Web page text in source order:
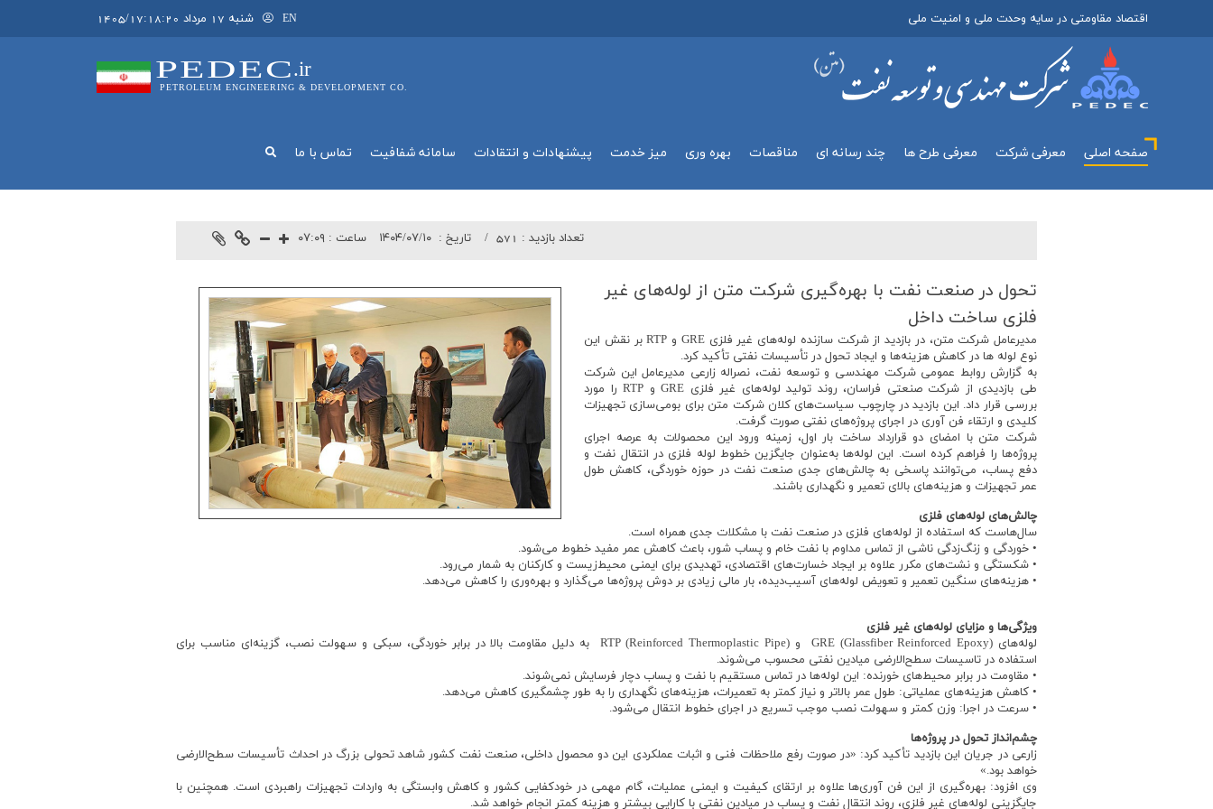
اقتصاد مقاومتی در سایه وحدت ملی و امنیت ملی EN شنبه 17 مرداد 1405/17:18:20
PEDEC.ir
PETROLEUM ENGINEERING & DEVELOPMENT CO.
صفحه اصلی معرفي شركت معرفی طرح ها چند رسانه اي مناقصات بهره وري میز خدمت پیشنهادات و انتقادات سامانه شفافيت تماس با ما
ساعت : ۰۷:۰۹ تاريخ : ۱۴۰۴/۰۷/۱۰ تعداد بازدید : 571
تحول در صنعت نفت با بهره‌گیری شركت متن از لوله‌های غیر
فلزی ساخت داخل
مدیرعامل شرکت متن، در بازدید از شرکت سازنده لوله‌های غیر فلزی GRE و RTP بر نقش این
نوع لوله ها در کاهش هزینه‌ها و ایجاد تحول در تأسیسات نفتی تأکید کرد.
به گزارش روابط عمومی شرکت مهندسی و توسعه نفت، نصراله زارعی مدیرعامل این شرکت
طی بازدیدی از شرکت صنعتی فراسان، روند تولید لوله‌های غیر فلزی GRE و RTP را مورد
بررسی قرار داد. این بازدید در چارچوب سیاست‌های کلان شرکت متن برای بومی‌سازی تجهیزات
کلیدی و ارتقاء فن آوری در اجرای پروژه‌های نفتی صورت گرفت.
شرکت متن با امضای دو قرارداد ساخت بار اول، زمینه ورود این محصولات به عرصه اجرای
پروژه‌ها را فراهم کرده است. این لوله‌ها به‌عنوان جایگزین خطوط لوله فلزی در انتقال نفت و
دفع پساب، می‌توانند پاسخی به چالش‌های جدی صنعت نفت در حوزه خوردگی، کاهش طول
عمر تجهیزات و هزینه‌های بالای تعمیر و نگهداری باشند.
چالش‌های لوله‌های فلزی
سال‌هاست که استفاده از لوله‌های فلزی در صنعت نفت با مشکلات جدی همراه است.
• خوردگی و زنگ‌زدگی ناشی از تماس مداوم با نفت خام و پساب شور، باعث کاهش عمر مفید خطوط می‌شود.
• شکستگی و نشت‌های مکرر علاوه بر ایجاد خسارت‌های اقتصادی، تهدیدی برای ایمنی محیط‌زیست و کارکنان به شمار می‌رود.
• هزینه‌های سنگین تعمیر و تعویض لوله‌های آسیب‌دیده، بار مالی زیادی بر دوش پروژه‌ها می‌گذارد و بهره‌وری را کاهش می‌دهد.
ویژگی‌ها و مزایای لوله‌های غیر فلزی
لوله‌های GRE (Glassfiber Reinforced Epoxy) و RTP (Reinforced Thermoplastic Pipe) به دلیل مقاومت بالا در برابر خوردگی، سبکی و سهولت نصب، گزینه‌ای مناسب برای
استفاده در تاسیسات سطح‌الارضی میادین نفتی محسوب می‌شوند.
• مقاومت در برابر محیط‌های خورنده: این لوله‌ها در تماس مستقیم با نفت و پساب دچار فرسایش نمی‌شوند.
• کاهش هزینه‌های عملیاتی: طول عمر بالاتر و نیاز کمتر به تعمیرات، هزینه‌های نگهداری را به طور چشمگیری کاهش می‌دهد.
• سرعت در اجرا: وزن کمتر و سهولت نصب موجب تسریع در اجرای خطوط انتقال می‌شود.
چشم‌انداز تحول در پروژه‌ها
زارعی در جریان این بازدید تأکید کرد: «در صورت رفع ملاحظات فنی و اثبات عملکردی این دو محصول داخلی، صنعت نفت کشور شاهد تحولی بزرگ در احداث تأسیسات سطح‌الارضی
خواهد بود.»
وی افزود: بهره‌گیری از این فن آوری‌ها علاوه بر ارتقای کیفیت و ایمنی عملیات، گام مهمی در خودکفایی کشور و کاهش وابستگی به واردات تجهیزات راهبردی است. همچنین با
جایگزینی لوله‌های غیر فلزی، روند انتقال نفت و پساب در میادین نفتی با کارایی بیشتر و هزینه کمتر انجام خواهد شد.